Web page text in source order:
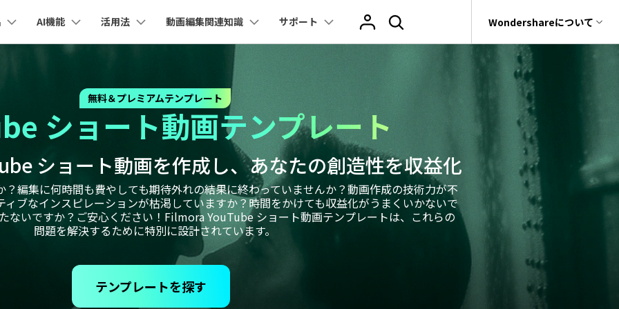
PDF編集
PDFelement
PDF編集ソフト
電子署名とクラウドサービス
PDF編集オンラインツール
Recoverit
データ復元ソフト
Repairit
動画・写真・ファイル修復ソフト
Dr.Fone
スマートフォン管理ソフト
MobileTrans
スマホ間のデータ転送ソフト
法人様向けお問い合わせ窓口
Wondershareについて
サポートセンター
法人・教育・パートナー
作図＆製図
EdrawMind
EdrawMax
動画編集＆変換
Filmora
UniConverter
Dr.Fone
Recoverit
企業情報
採用情報
お問い合わせ
プラン＆価格 サポート Wondershareについて
動画
画面録画
キーフレーム
サブシーケンス NEW
マルチカメラ編集
オーディオ
オートモンタージュ
オーディオスペクトラム
オーディオ同期
無音検出
ボイスチェンジャー
テキスト
テキスト挿入
テキスト読み上げ(TTS)
自動字幕起こし(STT)
アセット
動画エフェクト
テンプレートプリセット
AIポートレート
AI機能
画像から動画生成
3.1
テキストから動画生成
3.1
像生成
NEW
オブジェクトリムーバー
AI 動画ノイズ除去
NEW
AI 音声補正
テキスト読み上げ
AI ポートレート
AI自動文字起こし
ChatGPT & AI機能
AI動画編集
AIマーケティング
AI音声生成ツール
AIイラストや画像生成サイト
AI画像生成ツール
AIアップスケーリングビデオ
活用法
YouTube収益化
オープニング動画
プロモーションビデオ
解説動画
スライドショー動画
商品紹介動画
動画マーケティング
プレゼンテーション動画
TikTok広告動画
すべてのソリューション >
無料ダウンロード
動画編集関連知識
YouTube・SNS動画編集
YouTubeショート動画作成方法
ソーシャルメディア動画編集
YouTube動画エディタで動画を編集する方法
Youtubeのオープニング動画を作る方法
YouTube動画編集ソフトおすすめTOP10
その他のコツ
スライドショー作成関連知識
結婚式ムービー作成テクニック
動画に使えるエフェクト素材おすすめ
Filmora動画講
Filmora 101ガイド
Filmoraラーニング
Filmora基本動画チ
YouTube公式チャ
サポート
イターハブ
ターハブで無限の創造性を発揮しよう
動作環境
されている形式、デバイス、GPU の完全なリスト
介プログラム
、ポイントを獲得しよう！
カスタマーサポート
FAQs
お客様からよくあるご質問を掲載してお
ります
お問い合わせ
無料でサポートチームにお問い合わせく
ださい
バージョンダウン
Filmora の旧バージョンをご利用いただ
レビュー
Filmoraのニュースとレビューについて詳し
く見る
協業実績
Filmora製品や、公式キャラクターとのコラ
ボ実績
無料＆プレミアムテンプレート
ショート動画テンプレート
ショート動画を作成し、あなたの創造性を収益化
編集に何時間も費やしても期待外れの結果に終わっていませんか？動画作成の技術力が不
ブなインスピレーションが枯渇していますか？時間をかけても収益化がうまくいかないで
ないですか？ご安心ください！Filmora YouTube ショート動画テンプレートは、これらの
問題を解決するために特別に設計されています。
テンプレートを探す